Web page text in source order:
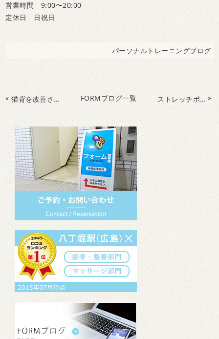
営業時間 9:00〜20:00
定休日 日祝日
パーソナルトレーニングブログ
« 猫背を改善させるための体幹トレーニング！前後のバランスを整えて正しい姿勢を取り戻しましょう！ FORMブログ一覧 ストレッチポールを使った簡単な運動。肩甲骨、骨盤の動き作りや血行促進に繋がります。 »